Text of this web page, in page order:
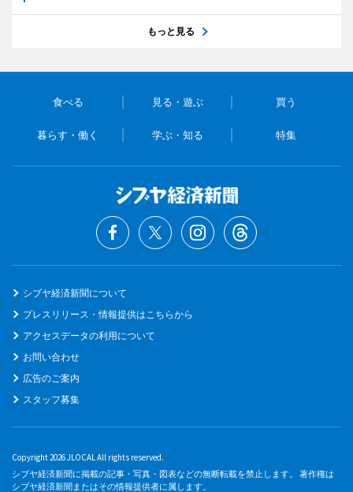
もっと見る
食べる 見る・遊ぶ 買う
暮らす・働く 学ぶ・知る 特集
シブヤ経済新聞について
プレスリリース・情報提供はこちらから
アクセスデータの利用について
お問い合わせ
広告のご案内
スタッフ募集
Copyright 2026 JLOCAL All rights reserved.
シブヤ経済新聞に掲載の記事・写真・図表などの無断転載を禁止します。 著作権は
シブヤ経済新聞またはその情報提供者に属します。